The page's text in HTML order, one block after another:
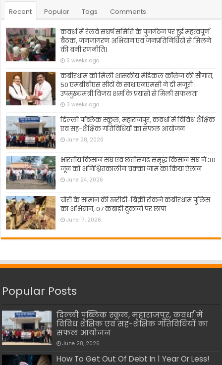
Recent Popular Tags Comments
कवर्धा में रेलवे संघर्ष समिति के पुनर्गठन पर हुई महत्वपूर्ण
बैठक, जनजागरण अभियान एवं जनप्रतिनिधियों से मिलने
की बनी रणनीति।
2 weeks ago
कबीरधाम को मिली शासकीय मेडिकल कॉलेज की सौगात,
50 एमबीबीएस सीटों के साथ एनएमसी ने दी मंजूरी।
उपमुख्यमंत्री विजय शर्मा के प्रयासों से मिली सफलता
3 weeks ago
दिल्ली पब्लिक स्कूल, महाराजपुर, कवर्धा में विविध शैक्षिक
एवं सह-शैक्षिक गतिविधियों का सफल आयोजन
June 28, 2026
भारतीय किसान संघ एवं छत्तीसगढ़ समृद्ध किसान संघ ने 30
जून को अनिश्चितकालीन चक्का जाम का किया ऐलान
June 24, 2026
चोरी के सामान की खरीदी-बिक्री रोकने कबीरधाम पुलिस
का अभियान, 07 कबाड़ी दुकानों पर छापा
June 17, 2026
Popular Posts
दिल्ली पब्लिक स्कूल, महाराजपुर, कवर्धा में
विविध शैक्षिक एवं सह-शैक्षिक गतिविधियों का
सफल आयोजन
June 28, 2026
How To Get Out Of Debt In 1 Year Or Less!